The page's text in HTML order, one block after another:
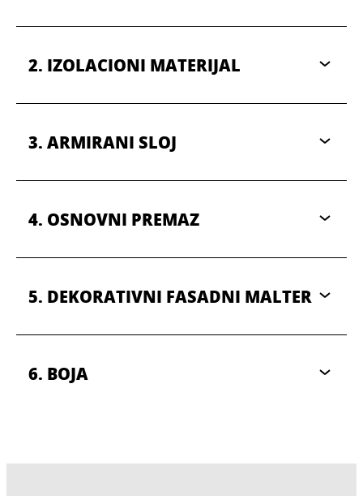
2. IZOLACIONI MATERIJAL
3. ARMIRANI SLOJ
4. OSNOVNI PREMAZ
5. DEKORATIVNI FASADNI MALTER
6. BOJA